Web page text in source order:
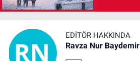
EDITÖR HAKKINDA
Ravza Nur Baydemir